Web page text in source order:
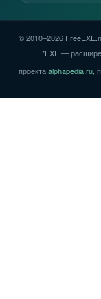
© 2010–2026
*EXE —
проектаalphapedia.ru,